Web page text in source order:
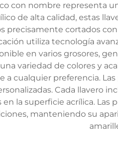
con nombre representa
de alta calidad, estas
precisamente cortados
utiliza tecnología
en varios grosores,
variedad de colores y
a cualquier preferencia.
Cada llavero
en la superficie acrílica.
manteniendo su